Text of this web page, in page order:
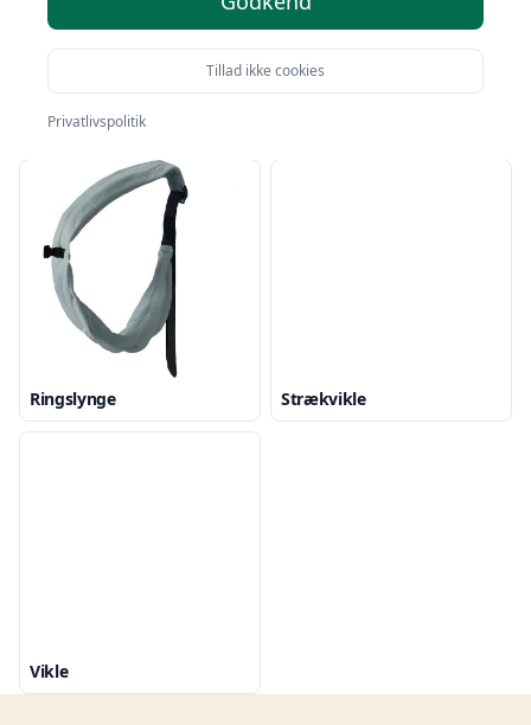
Bæresele
Ringslynge Strækvikle
Vikle
Tillad ikke cookies
Privatlivspolitik